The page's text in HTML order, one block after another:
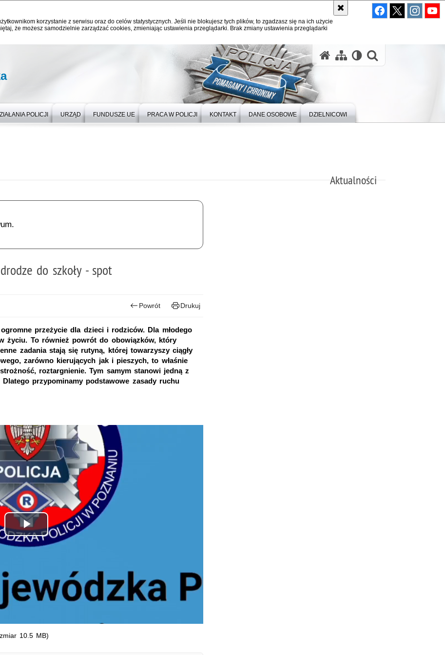
korzystanie z serwisu oraz do celów statystycznych. Jeśli nie blokujesz tych plików, to zgadzasz się na ich użycie
że możesz samodzielnie zarządzać cookies, zmieniając ustawienia przeglądarki. Brak zmiany ustawienia przeglądarki
POLICJI URZĄD FUNDUSZE UE PRACA W POLICJI KONTAKT DANE OSOBOWE DZIELNICOWI
Aktualności
do szkoły - spot
Powrót Drukuj
przeżycie dla dzieci i rodziców. Dla młodego
życiu. To również powrót do obowiązków, który
zadania stają się rutyną, której towarzyszy ciągły
zarówno kierujących jak i pieszych, to właśnie
roztargnienie. Tym samym stanowi jedną z
przypominamy podstawowe zasady ruchu
Odtwórz
10.5 MB)